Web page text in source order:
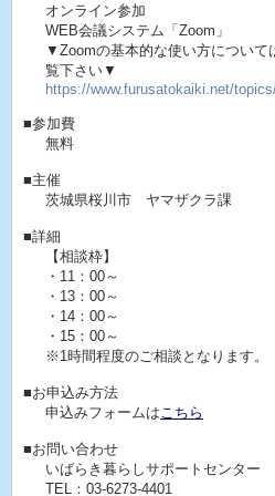
オンライン参加
WEB会議システム「Zoom」
▼Zoomの基本的な使い方について
覧下さい▼
https://www.furusatokaiki.net/
■参加費
無料
■主催
茨城県桜川市 ヤマザクラ課
■詳細
【相談枠】
・11：00～
・13：00～
・14：00～
・15：00～
※1時間程度のご相談となります。
■お申込み方法
申込みフォームはこちら
■お問い合わせ
いばらき暮らしサポートセンター
TEL：03-6273-4401